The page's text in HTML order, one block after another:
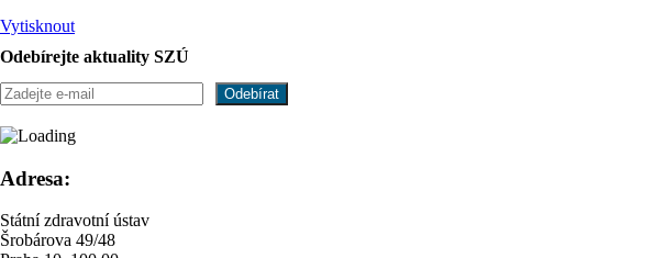
Vytisknout
Odebírejte aktuality SZÚ
Adresa:
Státní zdravotní ústav
Šrobárova 49/48